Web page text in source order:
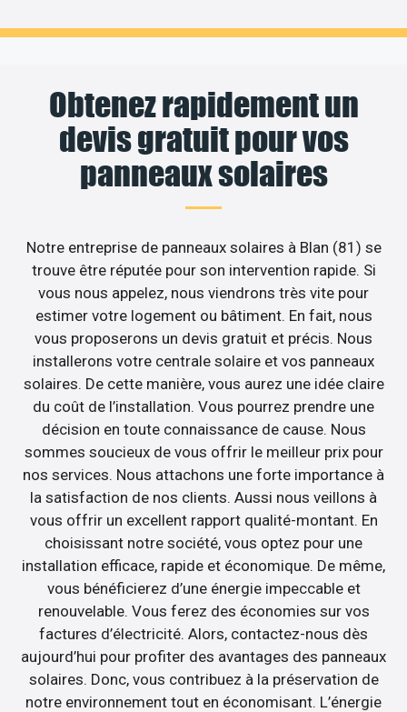
Obtenez rapidement un
devis gratuit pour vos
panneaux solaires
Notre entreprise de panneaux solaires à Blan (81) se
trouve être réputée pour son intervention rapide. Si
vous nous appelez, nous viendrons très vite pour
estimer votre logement ou bâtiment. En fait, nous
vous proposerons un devis gratuit et précis. Nous
installerons votre centrale solaire et vos panneaux
solaires. De cette manière, vous aurez une idée claire
du coût de l’installation. Vous pourrez prendre une
décision en toute connaissance de cause. Nous
sommes soucieux de vous offrir le meilleur prix pour
nos services. Nous attachons une forte importance à
la satisfaction de nos clients. Aussi nous veillons à
vous offrir un excellent rapport qualité-montant. En
choisissant notre société, vous optez pour une
installation efficace, rapide et économique. De même,
vous bénéficierez d’une énergie impeccable et
renouvelable. Vous ferez des économies sur vos
factures d’électricité. Alors, contactez-nous dès
aujourd’hui pour profiter des avantages des panneaux
solaires. Donc, vous contribuez à la préservation de
notre environnement tout en économisant. L’énergie